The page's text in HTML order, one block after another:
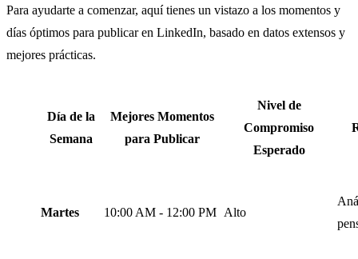
Para ayudarte a comenzar, aquí tienes un vistazo a los momentos y
días óptimos para publicar en LinkedIn, basado en datos extensos y
mejores prácticas.
Día de la
Semana
Mejores Momentos
para Publicar
Nivel de
Compromiso
Esperado
Martes 10:00 AM - 12:00 PM Alto